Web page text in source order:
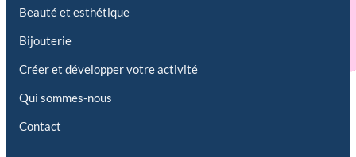
Beauté et esthétique
Bijouterie
Créer et développer votre activité
Qui sommes-nous
Contact